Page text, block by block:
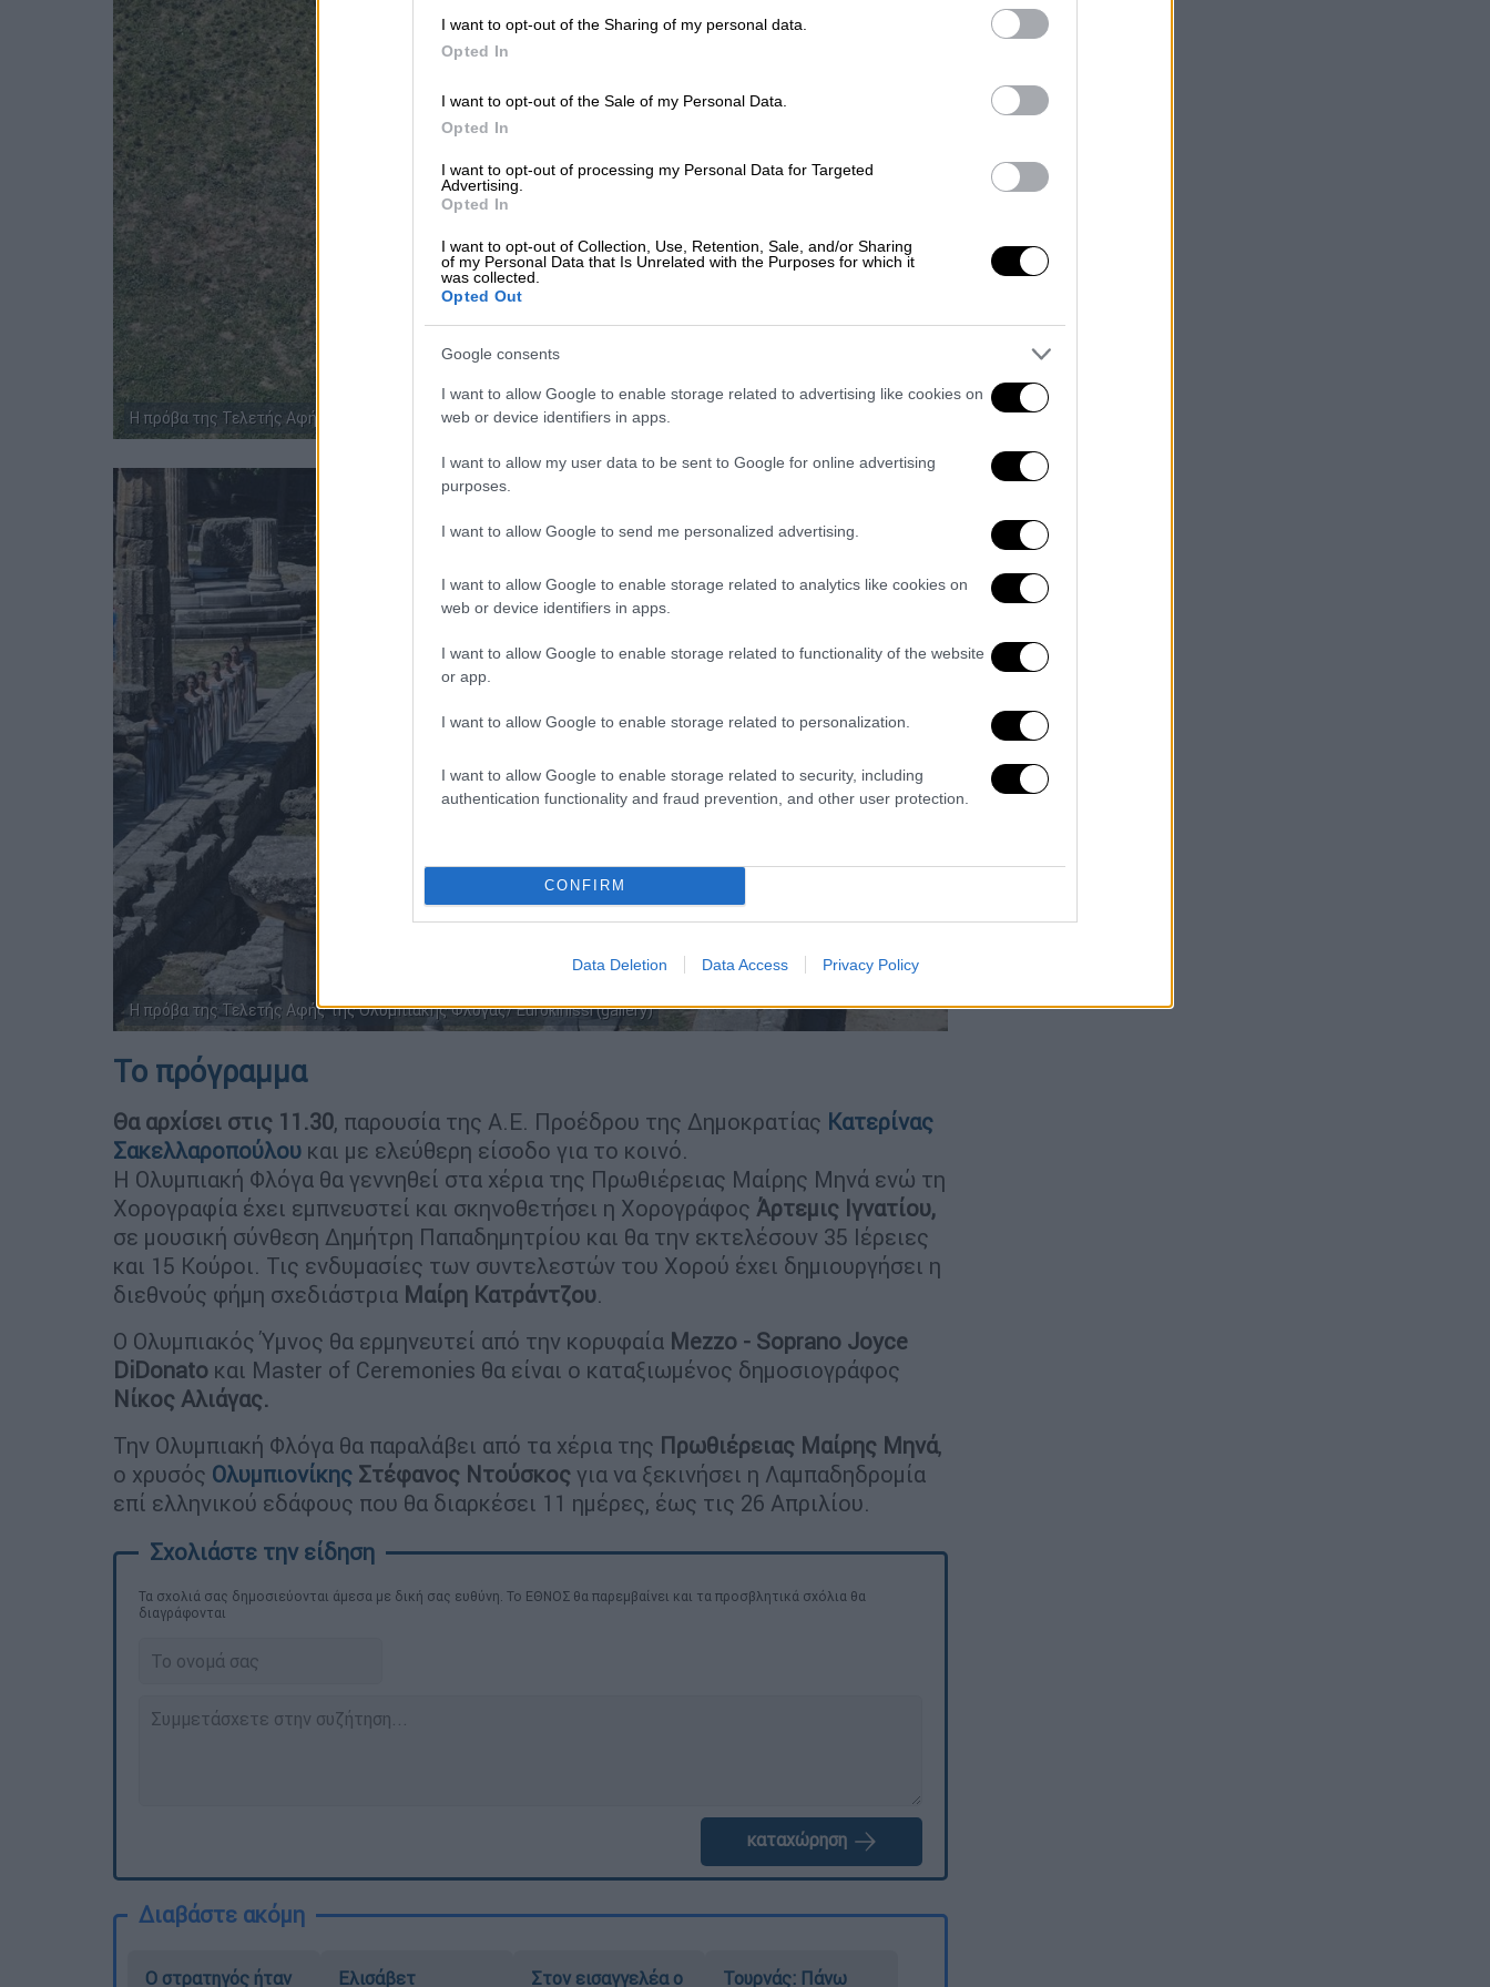
I want to opt-out of the Sharing of my personal data.
Opted In
I want to opt-out of the Sale of my Personal Data.
Opted In
I want to opt-out of processing my Personal Data for Targeted
Advertising.
Opted In
I want to opt-out of Collection, Use, Retention, Sale, and/or Sharing
of my Personal Data that Is Unrelated with the Purposes for which it
was collected.
Opted Out
Google consents
I want to allow Google to enable storage related to advertising like cookies on
web or device identifiers in apps.
I want to allow my user data to be sent to Google for online advertising
purposes.
I want to allow Google to send me personalized advertising.
I want to allow Google to enable storage related to analytics like cookies on
web or device identifiers in apps.
I want to allow Google to enable storage related to functionality of the website
or app.
I want to allow Google to enable storage related to personalization.
I want to allow Google to enable storage related to security, including
authentication functionality and fraud prevention, and other user protection.
CONFIRM
Data Deletion Data Access Privacy Policy
Η πρόβα της Τελετής Αφής της Ολυμπιακής Φλόγας/ Eurokinissi (gallery)
Η πρόβα της Τελετής Αφής της Ολυμπιακής Φλόγας/ Eurokinissi (gallery)
Το πρόγραμμα
Θα αρχίσει στις 11.30, παρουσία της Α.Ε. Προέδρου της Δημοκρατίας Κατερίνας
Σακελλαροπούλου και με ελεύθερη είσοδο για το κοινό.
Η Ολυμπιακή Φλόγα θα γεννηθεί στα χέρια της Πρωθιέρειας Μαίρης Μηνά ενώ τη
Χορογραφία έχει εμπνευστεί και σκηνοθετήσει η Χορογράφος Άρτεμις Ιγνατίου,
σε μουσική σύνθεση Δημήτρη Παπαδημητρίου και θα την εκτελέσουν 35 Ιέρειες
και 15 Κούροι. Τις ενδυμασίες των συντελεστών του Χορού έχει δημιουργήσει η
διεθνούς φήμη σχεδιάστρια Μαίρη Κατράντζου.
Ο Ολυμπιακός Ύμνος θα ερμηνευτεί από την κορυφαία Mezzo - Soprano Joyce
DiDonato και Master of Ceremonies θα είναι ο καταξιωμένος δημοσιογράφος
Νίκος Αλιάγας.
Την Ολυμπιακή Φλόγα θα παραλάβει από τα χέρια της Πρωθιέρειας Μαίρης Μηνά,
ο χρυσός Ολυμπιονίκης Στέφανος Ντούσκος για να ξεκινήσει η Λαμπαδηδρομία
επί ελληνικού εδάφους που θα διαρκέσει 11 ημέρες, έως τις 26 Απριλίου.
Τα σχολιά σας δημοσιεύονται άμεσα με δική σας ευθύνη. Το ΕΘΝΟΣ θα παρεμβαίνει και τα προσβλητικά σχόλια θα
διαγράφονται
καταχώρηση
Διαβάστε ακόμη
O στρατηγός ήταν Ελισάβετ Στον εισαγγελέα ο Τουρνάς: Πάνω